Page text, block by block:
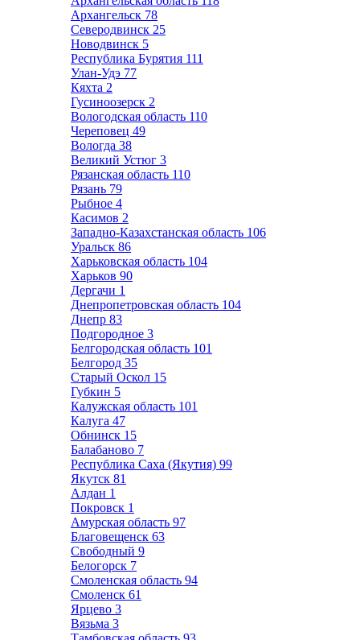
Архангельск 78
Северодвинск 25
Новодвинск 5
Республика Бурятия 111
Улан-Удэ 77
Кяхта 2
Гусиноозерск 2
Вологодская область 110
Череповец 49
Вологда 38
Великий Устюг 3
Рязанская область 110
Рязань 79
Рыбное 4
Касимов 2
Западно-Казахстанская область 106
Уральск 86
Харьковская область 104
Харьков 90
Дергачи 1
Днепропетровская область 104
Днепр 83
Подгородное 3
Белгородская область 101
Белгород 35
Старый Оскол 15
Губкин 5
Калужская область 101
Калуга 47
Обнинск 15
Балабаново 7
Республика Саха (Якутия) 99
Якутск 81
Алдан 1
Покровск 1
Амурская область 97
Благовещенск 63
Свободный 9
Белогорск 7
Смоленская область 94
Смоленск 61
Ярцево 3
Вязьма 3